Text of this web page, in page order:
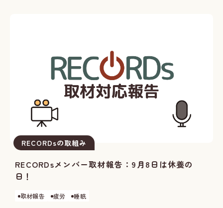
RECORDsの取組み
RECORDsメンバー取材報告：9月8日は休養の
日！
取材報告 疲労 睡眠